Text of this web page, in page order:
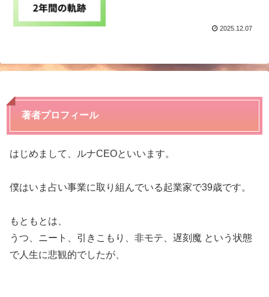
2025.12.07
著者プロフィール
はじめまして、ルナCEOといいます。
僕はいま占い事業に取り組んでいる起業家で39歳です。
もともとは、
うつ、ニート、引きこもり、非モテ、遅刻魔 という状態
で人生に悲観的でしたが、